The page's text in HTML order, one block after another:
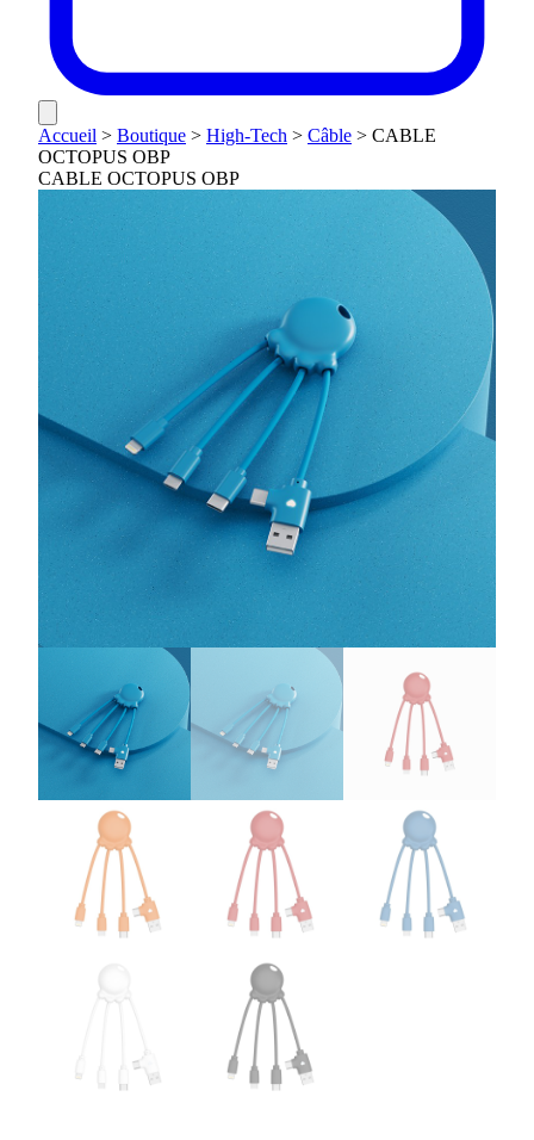
Accueil > Boutique > High-Tech > Câble > CABLE
OCTOPUS OBP
CABLE OCTOPUS OBP